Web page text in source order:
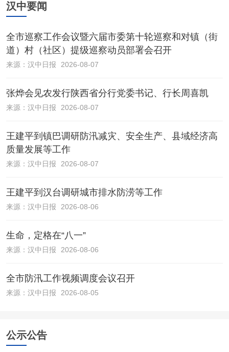
汉中要闻
全市巡察工作会议暨六届市委第十轮巡察和对镇（街
道）村（社区）提级巡察动员部署会召开
来源： 汉中日报 2026-08-07
张烨会见农发行陕西省分行党委书记、行长周喜凯
来源： 汉中日报 2026-08-07
王建平到镇巴调研防汛减灾、安全生产、县域经济高
质量发展等工作
来源： 汉中日报 2026-08-07
王建平到汉台调研城市排水防涝等工作
来源： 汉中日报 2026-08-06
生命，定格在“八一”
来源： 汉中日报 2026-08-06
全市防汛工作视频调度会议召开
来源： 汉中日报 2026-08-05
公示公告